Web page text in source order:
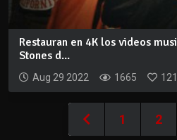
Restauran en 4K los videos
Stones d...
Aug 29 2022 1665 121
1 2